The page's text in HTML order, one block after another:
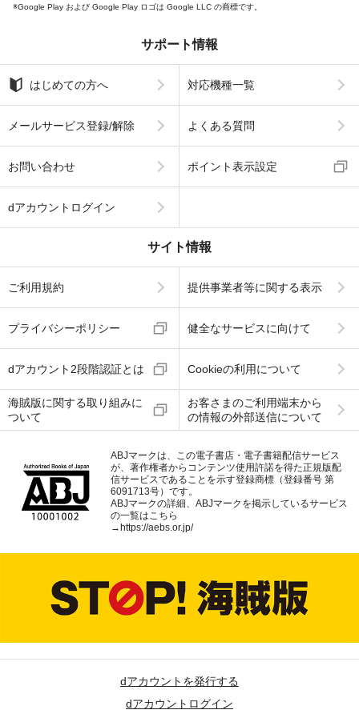
Google Play および Google Play ロゴは Google LLC の商標です。
サポート情報
はじめての方へ 対応機種一覧
メールサービス登録/解除 よくある質問
お問い合わせ ポイント表示設定
dアカウントログイン
サイト情報
ご利用規約 提供事業者等に関する表示
プライバシーポリシー 健全なサービスに向けて
dアカウント2段階認証とは Cookieの利用について
海賊版に関する取り組みに
ついて
お客さまのご利用端末から
の情報の外部送信について
ABJマークは、この電子書店・電子書籍配信サービス
が、著作権者からコンテンツ使用許諾を得た正規版配
信サービスであることを示す登録商標（登録番号 第
6091713号）です。
ABJマークの詳細、ABJマークを掲示しているサービス
の一覧はこちら
→ https://aebs.or.jp/
dアカウントを発行する
dアカウントログイン